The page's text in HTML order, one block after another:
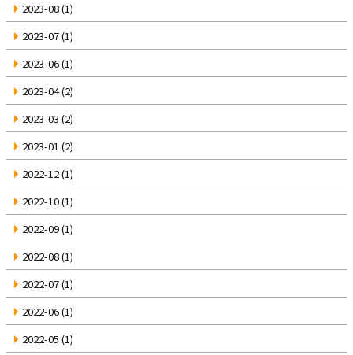
2023-08(1)
2023-07(1)
2023-06(1)
2023-04(2)
2023-03 (2)
2023-01 (2)
2022-12(1)
2022-10(1)
2022-09(1)
2022-08(1)
2022-07(1)
2022-06(1)
2022-05 (1)